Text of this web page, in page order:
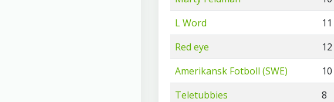
L Word
11
Red eye
12
Amerikansk Fotboll (SWE)
10
Teletubbies
8